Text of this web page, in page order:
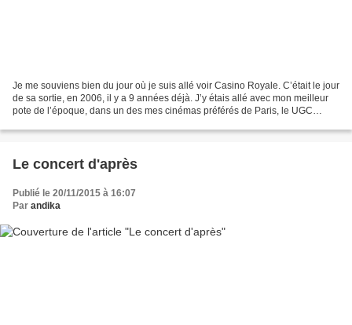
Je me souviens bien du jour où je suis allé voir Casino Royale. C’était le jour
de sa sortie, en 2006, il y a 9 années déjà. J’y étais allé avec mon meilleur
pote de l’époque, dans un des mes cinémas préférés de Paris, le UGC
Le concert d'après
Publié le 20/11/2015 à 16:07
Par andika